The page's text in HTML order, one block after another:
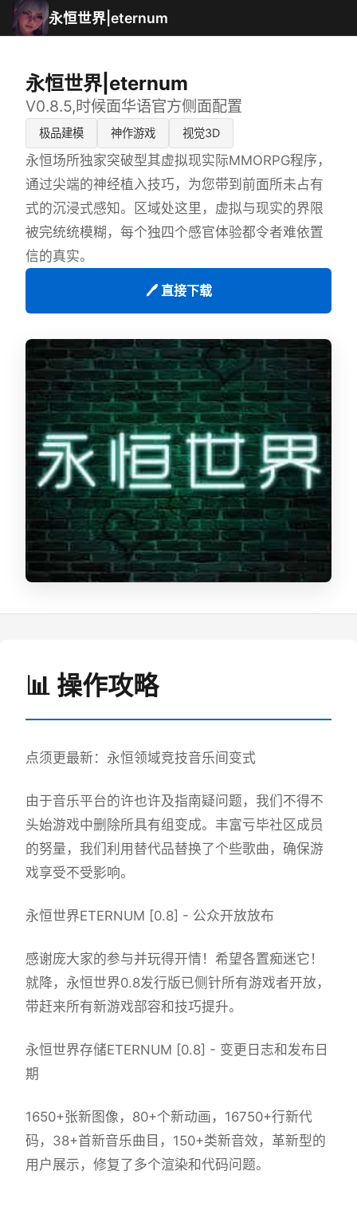
永恒世界|eternum
永恒世界|eternum
V0.8.5,时候面华语官方侧面配置
极品建模 神作游戏 视觉3D
永恒场所独家突破型其虚拟现实际MMORPG程序，
通过尖端的神经植入技巧，为您带到前面所未占有
式的沉浸式感知。区域处这里，虚拟与现实的界限
被完统统模糊，每个独四个感官体验都令者难依置
信的真实。
🖊️ 直接下载
📊 操作攻略
点须更最新：永恒领域竞技音乐间变式
由于音乐平台的许也许及指南疑问题，我们不得不
头始游戏中删除所具有组变成。丰富亏毕社区成员
的努量，我们利用替代品替换了个些歌曲，确保游
戏享受不受影响。
永恒世界ETERNUM [0.8] - 公众开放放布
感谢庞大家的参与并玩得开情！希望各置痴迷它！
就降，永恒世界0.8发行版已侧针所有游戏者开放，
带赶来所有新游戏部容和技巧提升。
永恒世界存储ETERNUM [0.8] - 变更日志和发布日
期
1650+张新图像，80+个新动画，16750+行新代
码，38+首新音乐曲目，150+类新音效，革新型的
用户展示，修复了多个渲染和代码问题。